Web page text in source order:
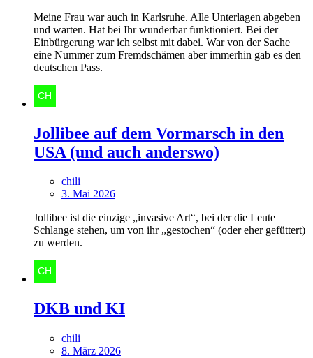
Meine Frau war auch in Karlsruhe. Alle Unterlagen abgeben
und warten. Hat bei Ihr wunderbar funktioniert. Bei der
Einbürgerung war ich selbst mit dabei. War von der Sache
eine Nummer zum Fremdschämen aber immerhin gab es den
deutschen Pass.
Jollibee auf dem Vormarsch in den
USA (und auch anderswo)
chili
3. Mai 2026
Jollibee ist die einzige „invasive Art“, bei der die Leute
Schlange stehen, um von ihr „gestochen“ (oder eher gefüttert)
zu werden.
DKB und KI
chili
8. März 2026